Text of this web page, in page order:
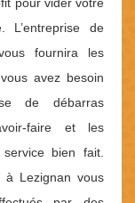
L’entreprise de
fournira les
avez besoin
de débarras
faire et les
bien fait.
à Lezignan vous